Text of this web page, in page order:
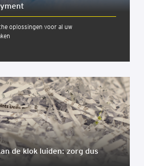
oplossingen voor al uw
de klok lui­den: zorg dus